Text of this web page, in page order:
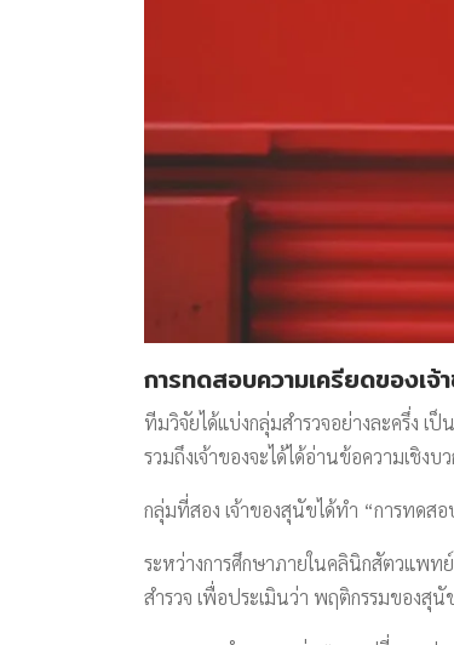
การทดสอบความเครียดของเ
ทีมวิจัยได้แบ่งกลุ่มสำรวจอย่างละครึ่ง เ
รวมถึงเจ้าของจะได้ได้อ่านข้อความเชิ
กลุ่มที่สอง เจ้าของสุนัขได้ทำ “การทดสอ
ระหว่างการศึกษาภายในคลินิกสัตวแพท
สำรวจ เพื่อประเมินว่า พฤติกรรมของสุ